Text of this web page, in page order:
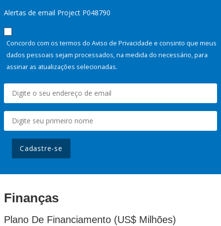
Alertas de email Project P048790
Concordo com os termos do Aviso de Privacidade e consinto que meus
dados pessoais sejam processados, na medida do necessário, para
assinar as atualizações selecionadas.
Cadastre-se
Finanças
Plano De Financiamento (US$ Milhões)